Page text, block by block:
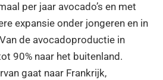
per jaar avocado’s en met
expansie onder jongeren en in
de avocadoproductie in
90% naar het buitenland.
gaat naar Frankrijk,